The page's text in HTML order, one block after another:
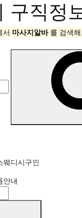
구직정
서 마사지알바 를 검색
웨디시구인
안내